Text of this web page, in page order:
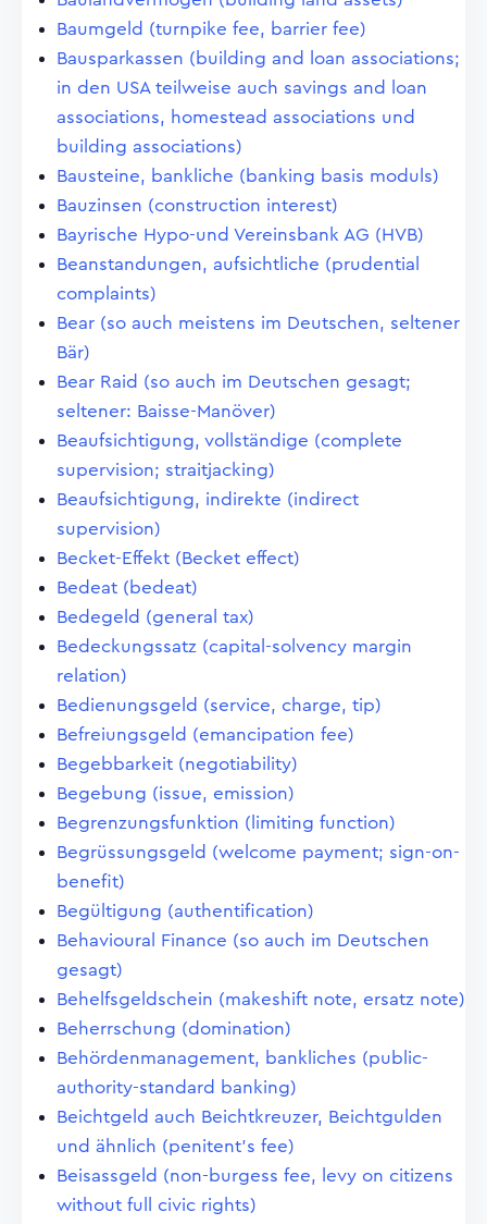
Baumgeld (turnpike fee, barrier fee)
Bausparkassen (building and loan associations;
in den USA teilweise auch savings and loan
associations, homestead associations und
building associations)
Bausteine, bankliche (banking basis moduls)
Bauzinsen (construction interest)
Bayrische Hypo-und Vereinsbank AG (HVB)
Beanstandungen, aufsichtliche (prudential
complaints)
Bear (so auch meistens im Deutschen, seltener
Bär)
Bear Raid (so auch im Deutschen gesagt;
seltener: Baisse-Manöver)
Beaufsichtigung, vollständige (complete
supervision; straitjacking)
Beaufsichtigung, indirekte (indirect
supervision)
Becket-Effekt (Becket effect)
Bedeat (bedeat)
Bedegeld (general tax)
Bedeckungssatz (capital-solvency margin
relation)
Bedienungsgeld (service, charge, tip)
Befreiungsgeld (emancipation fee)
Begebbarkeit (negotiability)
Begebung (issue, emission)
Begrenzungsfunktion (limiting function)
Begrüssungsgeld (welcome payment; sign-on-
benefit)
Begültigung (authentification)
Behavioural Finance (so auch im Deutschen
gesagt)
Behelfsgeldschein (makeshift note, ersatz note)
Beherrschung (domination)
Behördenmanagement, bankliches (public-
authority-standard banking)
Beichtgeld auch Beichtkreuzer, Beichtgulden
und ähnlich (penitent's fee)
Beisassgeld (non-burgess fee, levy on citizens
without full civic rights)